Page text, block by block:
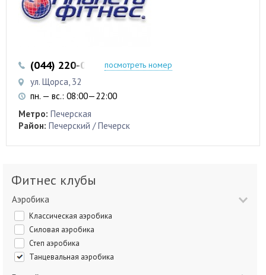
(044) 220-00-20посмотреть номер
ул. Щорса, 32
пн. — вс.: 08:00—22:00
Метро: Печерская
Район: Печерский / Печерск
Фитнес клубы
Аэробика
Классическая аэробика
Силовая аэробика
Степ аэробика
Танцевальная аэробика